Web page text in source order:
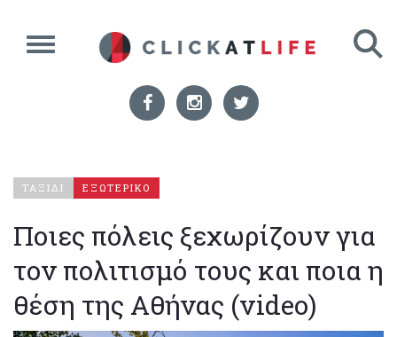
ΤΑΞΙΔΙ ΕΞΩΤΕΡΙΚΟ
Ποιες πόλεις ξεχωρίζουν για
τον πολιτισμό τους και ποια η
θέση της Αθήνας (video)